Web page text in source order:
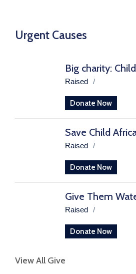
Urgent Causes
Big charity:
Raised /
Donate Now
Save Child
Raised /
Donate Now
Give Them
Raised /
Donate Now
View All Give